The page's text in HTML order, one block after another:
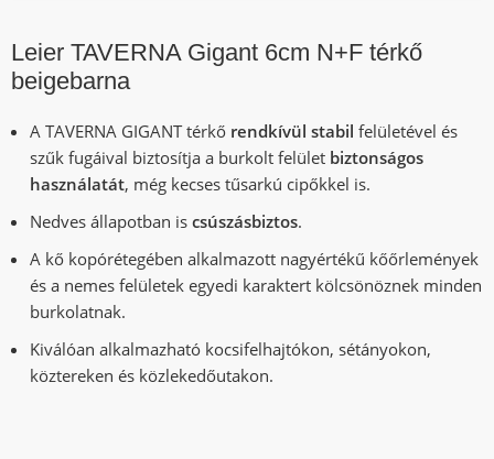
Leier TAVERNA Gigant 6cm N+F térkő
beigebarna
A TAVERNA GIGANT térkő rendkívül stabil felületével és
szűk fugáival biztosítja a burkolt felület biztonságos
használatát, még kecses tűsarkú cipőkkel is.
Nedves állapotban iscsúszásbiztos.
A kő kopórétegében alkalmazott nagyértékű kőőrlemények
és a nemes felületek egyedi karaktert kölcsönöznek minden
burkolatnak.
Kiválóan alkalmazható kocsifelhajtókon, sétányokon,
köztereken és közlekedőutakon.